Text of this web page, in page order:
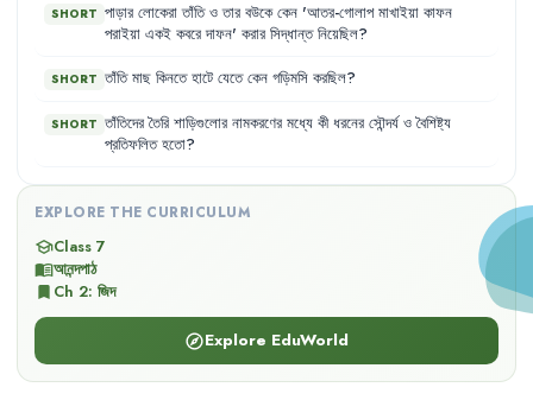
SHORT পাড়ার লোকেরা তাঁতি ও তার বউকে কেন 'আতর-গোলাপ মাখাইয়া কাফন
পরাইয়া একই কবরে দাফন' করার সিদ্ধান্ত নিয়েছিল?
SHORT তাঁতি মাছ কিনতে হাটে যেতে কেন গড়িমসি করছিল?
SHORT তাঁতিদের তৈরি শাড়িগুলোর নামকরণের মধ্যে কী ধরনের সৌন্দর্য ও বৈশিষ্ট্য
প্রতিফলিত হতো?
EXPLORE THE CURRICULUM
schoolClass 7
menu_bookআনন্দপাঠ
bookmark Ch 2: জিদ
exploreExplore EduWorld